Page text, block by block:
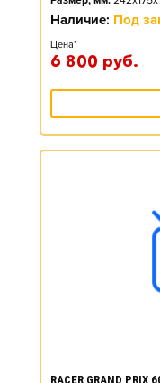
Наличие: Под
Цена*
6 800 руб.
RACER GRAND